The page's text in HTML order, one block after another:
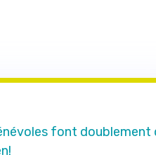
font doublement